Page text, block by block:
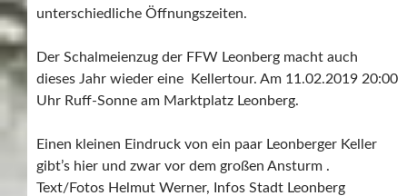
unterschiedliche Öffnungszeiten.
Der Schalmeienzug der FFW Leonberg macht auch
dieses Jahr wieder eine Kellertour. Am 11.02.2019 20:00
Uhr Ruff-Sonne am Marktplatz Leonberg.
Einen kleinen Eindruck von ein paar Leonberger Keller
gibt’s hier und zwar vor dem großen Ansturm .
Text/Fotos Helmut Werner, Infos Stadt Leonberg